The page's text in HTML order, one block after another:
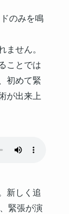
のみを鳴
ません。
ことでは
初めて緊
が出来上
新しく追
緊張が演